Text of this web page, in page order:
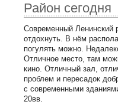
Район сегодня
Современный Ленинский
отдохнуть. В нём
погулять можно.
Отличное место, там
кино. Отличный зал,
проблем и пересадок
с современными
20вв.